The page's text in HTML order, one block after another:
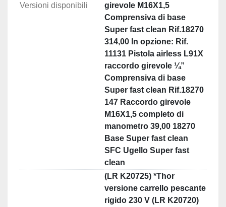
Versioni disponibili
girevole M16X1,5
Comprensiva di base
Super fast clean Rif.18270
314,00 In opzione: Rif.
11131 Pistola airless L91X
raccordo girevole ¼”
Comprensiva di base
Super fast clean Rif.18270
147 Raccordo girevole
M16X1,5 completo di
manometro 39,00 18270
Base Super fast clean
SFC Ugello Super fast
clean
(LR K20725) *Thor
versione carrello pescante
rigido 230 V (LR K20720)